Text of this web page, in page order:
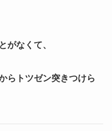
がなくて、
らトツゼン突きつけら